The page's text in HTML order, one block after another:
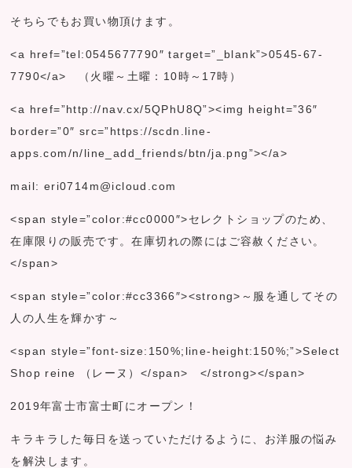
そちらでもお買い物頂けます。
<a href=”tel:0545677790″ target=”_blank”>0545-67-
7790</a> （火曜～土曜：10時～17時）
<a href=”http://nav.cx/5QPhU8Q”><img height=”36″
border=”0″ src=”https://scdn.line-
apps.com/n/line_add_friends/btn/ja.png”></a>
mail: eri0714m@icloud.com
<span style=”color:#cc0000″>セレクトショップのため、
在庫限りの販売です。在庫切れの際にはご容赦ください。
</span>
<span style=”color:#cc3366″><strong>～服を通してその
人の人生を輝かす～
<span style=”font-size:150%;line-height:150%;”>Select
Shop reine （レーヌ）</span> </strong></span>
2019年富士市富士町にオープン！
キラキラした毎日を送っていただけるように、お洋服の悩み
を解決します。